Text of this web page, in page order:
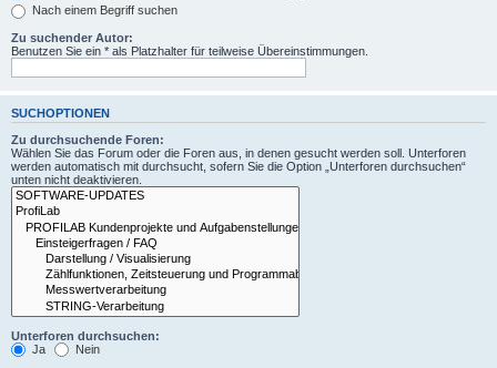
Nach einem Begriff suchen
Zu suchender Autor:
Benutzen Sie ein * als Platzhalter für teilweise Übereinstimmungen.
SUCHOPTIONEN
Zu durchsuchende Foren:
Wählen Sie das Forum oder die Foren aus, in denen gesucht werden soll. Unterforen
werden automatisch mit durchsucht, sofern Sie die Option „Unterforen durchsuchen“
unten nicht deaktivieren.
Unterforen durchsuchen:
Ja
Nein